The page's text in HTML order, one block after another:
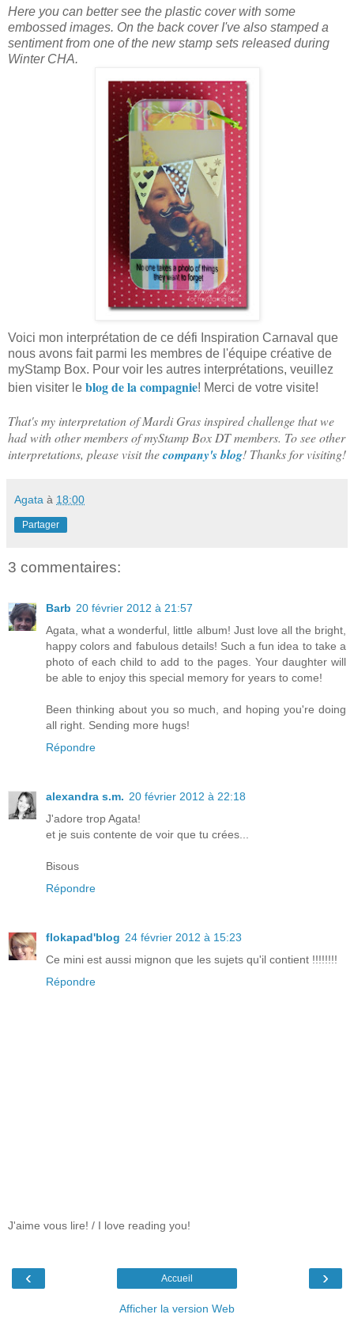
Here you can better see the plastic cover with some
embossed images. On the back cover I've also stamped a
sentiment from one of the new stamp sets released during
Winter CHA.
Voici mon interprétation de ce défi Inspiration Carnaval que
nous avons fait parmi les membres de l'équipe créative de
myStamp Box. Pour voir les autres interprétations, veuillez
bien visiter le blog de la compagnie! Merci de votre visite!
That's my interpretation of Mardi Gras inspired challenge that we
had with other members of myStamp Box DT members. To see other
interpretations, please visit thecompany's blog! Thanks for visiting!
Agata à 18:00
Partager
3 commentaires:
Barb 20 février 2012 à 21:57
Agata, what a wonderful, little album! Just love all the bright,
happy colors and fabulous details! Such a fun idea to take a
photo of each child to add to the pages. Your daughter will
be able to enjoy this special memory for years to come!
Been thinking about you so much, and hoping you're doing
all right. Sending more hugs!
Répondre
alexandra s.m. 20 février 2012 à 22:18
J'adore trop Agata!
et je suis contente de voir que tu crées...
Bisous
Répondre
flokapad'blog 24 février 2012 à 15:23
Ce mini est aussi mignon que les sujets qu'il contient !!!!!!!!
Répondre
J'aime vous lire! / I love reading you!
‹ ›
Accueil
Afficher la version Web